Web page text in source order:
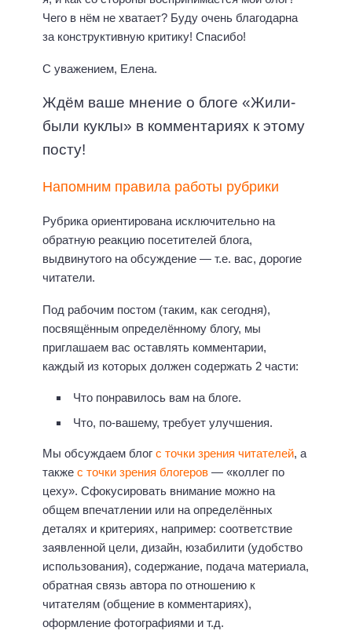
Чего в нём не хватает? Буду очень благодарна
за конструктивную критику! Спасибо!
С уважением, Елена.
Ждём ваше мнение о блоге «Жили-
были куклы» в комментариях к этому
посту!
Напомним правила работы рубрики
Рубрика ориентирована исключительно на
обратную реакцию посетителей блога,
выдвинутого на обсуждение — т.е. вас, дорогие
читатели.
Под рабочим постом (таким, как сегодня),
посвящённым определённому блогу, мы
приглашаем вас оставлять комментарии,
каждый из которых должен содержать 2 части:
Что понравилось вам на блоге.
Что, по-вашему, требует улучшения.
Мы обсуждаем блог с точки зрения читателей, а
также с точки зрения блогеров — «коллег по
цеху». Сфокусировать внимание можно на
общем впечатлении или на определённых
деталях и критериях, например: соответствие
заявленной цели, дизайн, юзабилити (удобство
использования), содержание, подача материала,
обратная связь автора по отношению к
читателям (общение в комментариях),
оформление фотографиями и т.д.